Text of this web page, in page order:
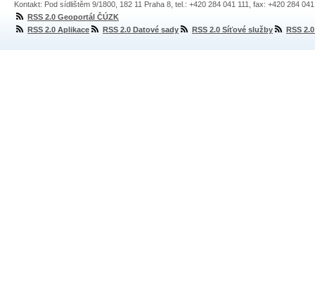
Kontakt: Pod sídlištěm 9/1800, 182 11 Praha 8, tel.: +420 284 041 111, fax: +420 284
RSS 2.0 Geoportál ČÚZK
RSS 2.0 Aplikace
RSS 2.0 Datové sady RSS 2.0 Síťové služby RSS